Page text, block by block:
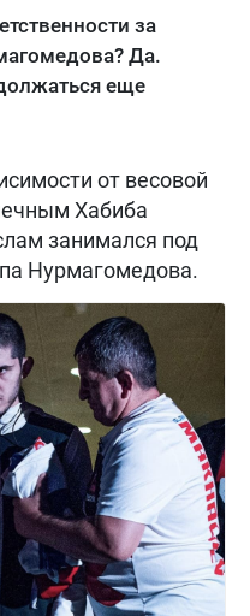
за
Да.
еще
от весовой
Хабиба
занимался под
Нурмагомедова.